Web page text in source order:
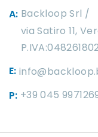
P: +39 045
E:
A: Backloop Srl
via Satiro 11,